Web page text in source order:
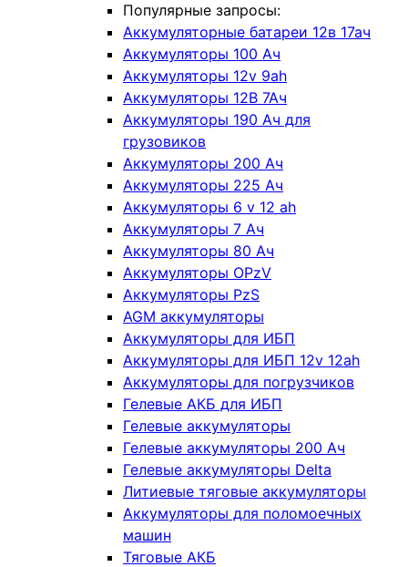
Популярные запросы:
Аккумуляторные батареи 12в 17ач
Аккумуляторы 100 Ач
Аккумуляторы 12v 9ah
Аккумуляторы 12В 7Ач
Аккумуляторы 190 Ач для
грузовиков
Аккумуляторы 200 Ач
Аккумуляторы 225 Ач
Аккумуляторы 6 v 12 ah
Аккумуляторы 7 Ач
Аккумуляторы 80 Ач
Аккумуляторы OPzV
Аккумуляторы PzS
AGM аккумуляторы
Аккумуляторы для ИБП
Аккумуляторы для ИБП 12v 12ah
Аккумуляторы для погрузчиков
Гелевые АКБ для ИБП
Гелевые аккумуляторы
Гелевые аккумуляторы 200 Ач
Гелевые аккумуляторы Delta
Литиевые тяговые аккумуляторы
Аккумуляторы для поломоечных
машин
Тяговые АКБ